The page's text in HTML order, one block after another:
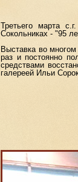
Третьего марта
Сокольниках - "95
Выставка во
раз и постоянно
средствами
галереей Ильи